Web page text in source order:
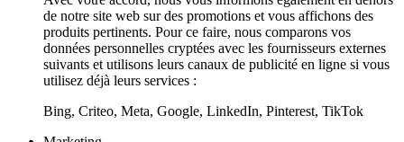
de notre site web sur des promotions et vous affichons des
produits pertinents. Pour ce faire, nous comparons vos
données personnelles cryptées avec les fournisseurs externes
suivants et utilisons leurs canaux de publicité en ligne si vous
utilisez déjà leurs services :
Bing, Criteo, Meta, Google, LinkedIn, Pinterest, TikTok